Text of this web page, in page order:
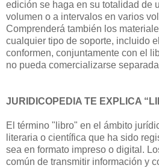
edición se haga en su totalidad de
volumen o a intervalos en varios
Comprenderá también los
cualquier tipo de soporte, incluido
conformen, conjuntamente con el
no pueda comercializarse
JURIDICOPEDIA TE EXPLICA
El término "libro" en el ámbito
literaria o científica que ha sido
sea en formato impreso o digital.
común de transmitir información y